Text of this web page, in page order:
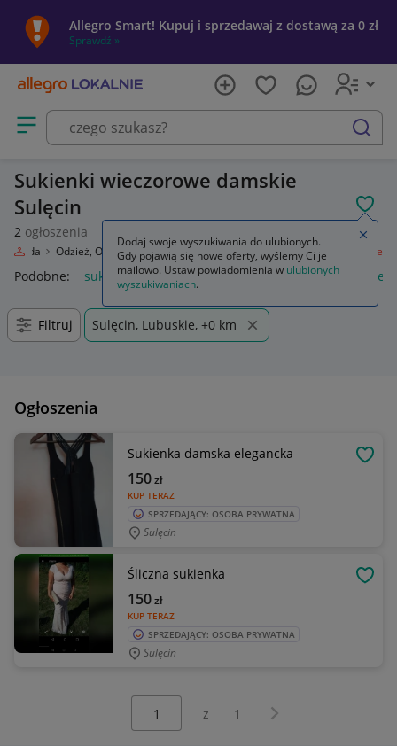
Allegro Smart! Kupuj i sprzedawaj z dostawą za 0 zł
Sprawdź »
Otwórz menu z kategoriami
szukaj
Sukienki wieczorowe damskie
Sulęcin
2 ogłoszenia
Moda Odzież, Obuwie, Dodatki Odzież damska Sukienki wieczorowe
Podobne: sukienki wieczorowe czarne sukienki wieczorowe
Filtruj Sulęcin, Lubuskie, +0 km
Ogłoszenia
Sukienka damska elegancka
KUP TERAZ
150zł
SPRZEDAJĄCY: OSOBA PRYWATNA
Sulęcin
Śliczna sukienka
KUP TERAZ
150zł
SPRZEDAJĄCY: OSOBA PRYWATNA
Sulęcin
z 1 Następna strona
Dodaj swoje wyszukiwania do ulubionych.
Gdy pojawią się nowe oferty, wyślemy Ci je
mailowo. Ustaw powiadomienia w ulubionych
wyszukiwaniach.